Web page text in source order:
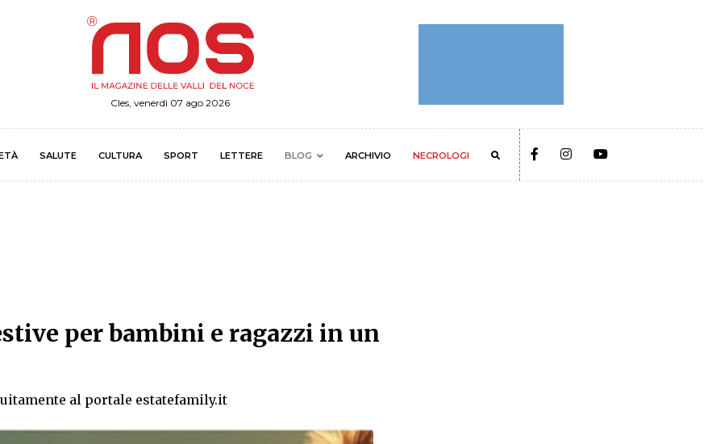
Cles, venerdì 07 ago 2026
SALUTE CULTURA SPORT LETTERE BLOG ARCHIVIO NECROLOGI
per bambini e ragazzi in un
al portale estatefamily.it